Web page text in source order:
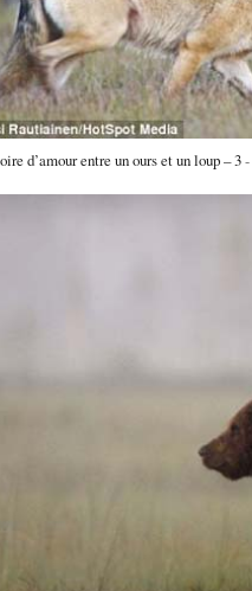
d’amour entre un ours et un loup – 3